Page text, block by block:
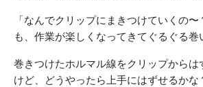
「なんでクリップにまきつけていくの
も、作業が楽しくなってきてぐるぐる巻
巻きつけたホルマル線をクリップからは
けど、どうやったら上手にはずせるかな